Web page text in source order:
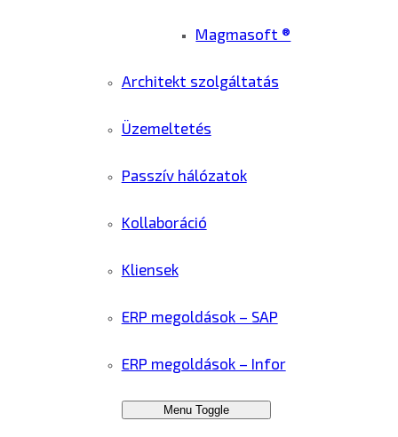
Magmasoft ®
Architekt szolgáltatás
Üzemeltetés
Passzív hálózatok
Kollaboráció
Kliensek
ERP megoldások – SAP
ERP megoldások – Infor
Menu Toggle